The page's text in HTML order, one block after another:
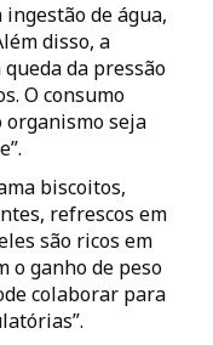
ingestão de água,
disso, a
da pressão
O consumo
organismo seja
biscoitos,
refrescos em
são ricos em
o ganho de peso
colaborar para